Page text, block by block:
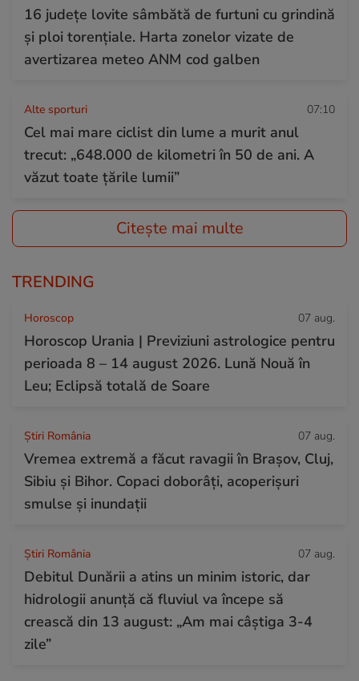
16 județe lovite sâmbătă de furtuni cu grindină
și ploi torențiale. Harta zonelor vizate de
avertizarea meteo ANM cod galben
Alte sporturi 07:10
Cel mai mare ciclist din lume a murit anul
trecut: „648.000 de kilometri în 50 de ani. A
văzut toate țările lumii”
Citește mai multe
TRENDING
Horoscop 07 aug.
Horoscop Urania | Previziuni astrologice pentru
perioada 8 – 14 august 2026. Lună Nouă în
Leu; Eclipsă totală de Soare
Știri România 07 aug.
Vremea extremă a făcut ravagii în Brașov, Cluj,
Sibiu și Bihor. Copaci doborâți, acoperișuri
smulse și inundații
Știri România 07 aug.
Debitul Dunării a atins un minim istoric, dar
hidrologii anunță că fluviul va începe să
crească din 13 august: „Am mai câștiga 3-4
zile”